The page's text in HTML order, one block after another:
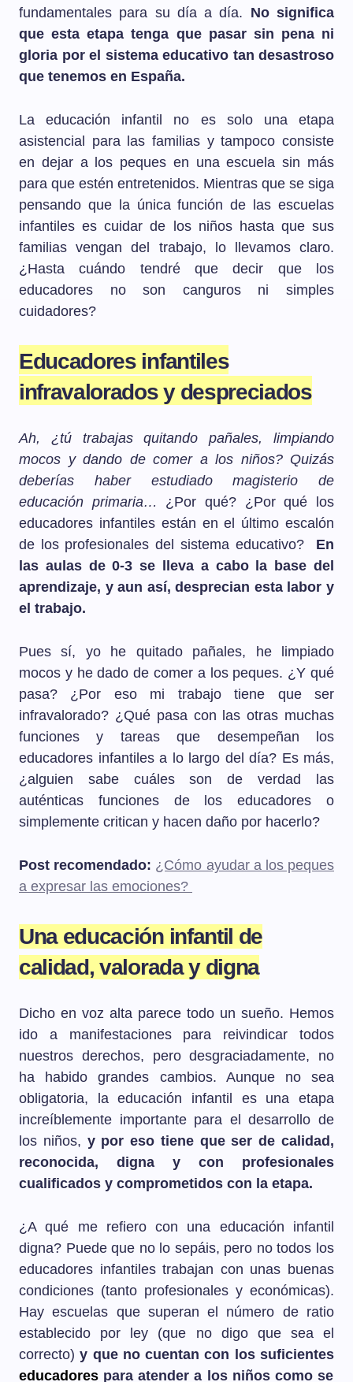
fundamentales para su día a día. No significa
que esta etapa tenga que pasar sin pena ni
gloria por el sistema educativo tan desastroso
que tenemos en España.
La educación infantil no es solo una etapa
asistencial para las familias y tampoco consiste
en dejar a los peques en una escuela sin más
para que estén entretenidos. Mientras que se siga
pensando que la única función de las escuelas
infantiles es cuidar de los niños hasta que sus
familias vengan del trabajo, lo llevamos claro.
¿Hasta cuándo tendré que decir que los
educadores no son canguros ni simples
cuidadores?
Educadores infantiles
infravalorados y despreciados
Ah, ¿tú trabajas quitando pañales, limpiando
mocos y dando de comer a los niños? Quizás
deberías haber estudiado magisterio de
educación primaria…
¿Por qué? ¿Por qué los
educadores infantiles están en el último escalón
de los profesionales del sistema educativo? En
las aulas de 0-3 se lleva a cabo la base del
aprendizaje, y aun así, desprecian esta labor y
el trabajo.
Pues sí, yo he quitado pañales, he limpiado
mocos y he dado de comer a los peques. ¿Y qué
pasa? ¿Por eso mi trabajo tiene que ser
infravalorado? ¿Qué pasa con las otras muchas
funciones y tareas que desempeñan los
educadores infantiles a lo largo del día? Es más,
¿alguien sabe cuáles son de verdad las
auténticas funciones de los educadores o
simplemente critican y hacen daño por hacerlo?
Post recomendado: ¿Cómo ayudar a los peques
a expresar las emociones?
Una educación infantil de
calidad, valorada y digna
Dicho en voz alta parece todo un sueño. Hemos
ido a manifestaciones para reivindicar todos
nuestros derechos, pero desgraciadamente, no
ha habido grandes cambios. Aunque no sea
obligatoria, la educación infantil es una etapa
increíblemente importante para el desarrollo de
los niños, y por eso tiene que ser de calidad,
reconocida, digna y con profesionales
cualificados y comprometidos con la etapa.
¿A qué me refiero con una educación infantil
digna? Puede que no lo sepáis, pero no todos los
educadores infantiles trabajan con unas buenas
condiciones (tanto profesionales y económicas).
Hay escuelas que superan el número de ratio
establecido por ley (que no digo que sea el
correcto)y que no cuentan con los suficientes
educadores para atender a los niños como se